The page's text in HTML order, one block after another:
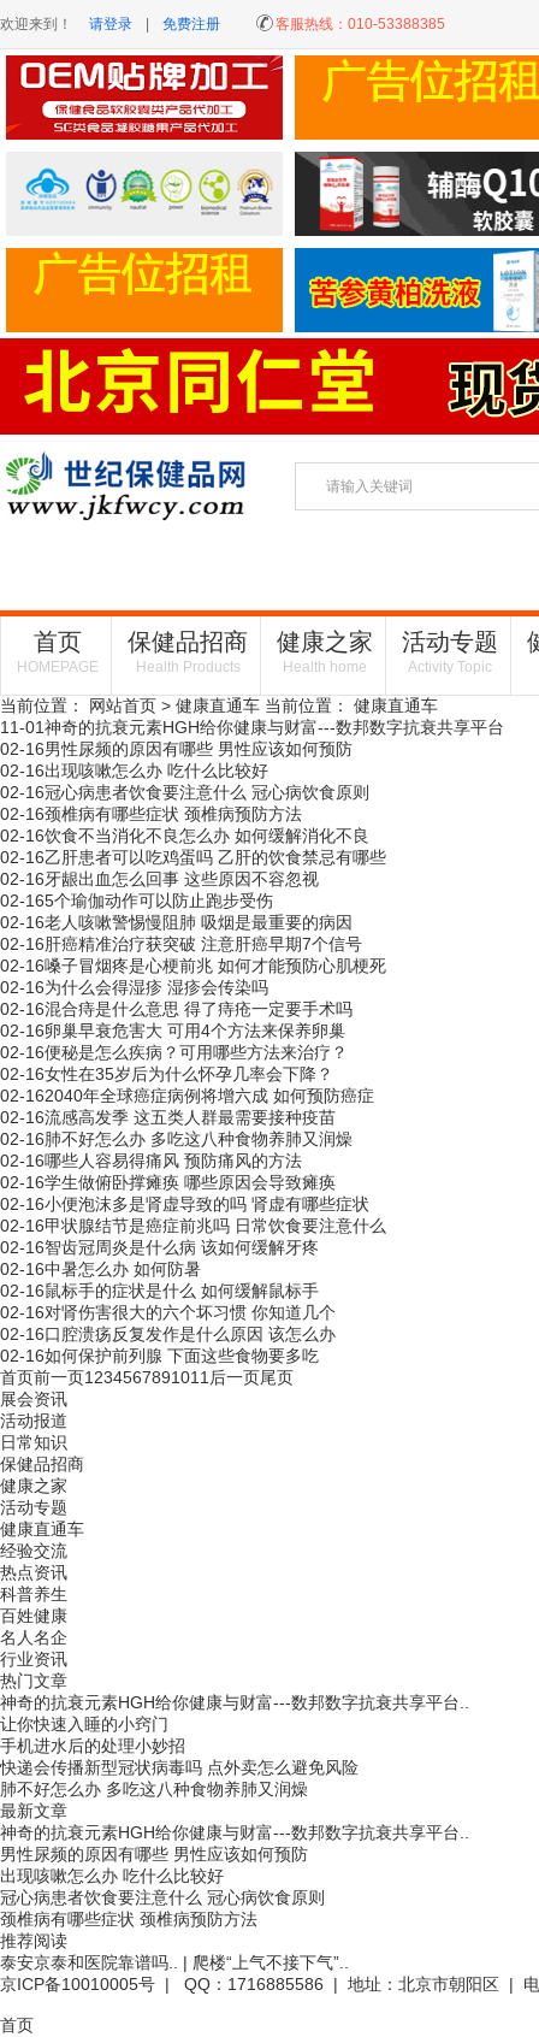
欢迎来到！ 请登录 免费注册 客服热线： 010-53388385
首页
HOMEPAGE
保健品招商
Health Products
健康之家
Health home
活动专题
Activity Topic
当前位置： 网站首页 > 健康直通车 当前位置： 健康直通车
11-01神奇的抗衰元素HGH给你健康与财富---数邦数字抗衰共享平台
02-16男性尿频的原因有哪些 男性应该如何预防
02-16出现咳嗽怎么办 吃什么比较好
02-16冠心病患者饮食要注意什么 冠心病饮食原则
02-16颈椎病有哪些症状 颈椎病预防方法
02-16饮食不当消化不良怎么办 如何缓解消化不良
02-16乙肝患者可以吃鸡蛋吗 乙肝的饮食禁忌有哪些
02-16牙龈出血怎么回事 这些原因不容忽视
02-165个瑜伽动作可以防止跑步受伤
02-16老人咳嗽警惕慢阻肺 吸烟是最重要的病因
02-16肝癌精准治疗获突破 注意肝癌早期7个信号
02-16嗓子冒烟疼是心梗前兆 如何才能预防心肌梗死
02-16为什么会得湿疹 湿疹会传染吗
02-16混合痔是什么意思 得了痔疮一定要手术吗
02-16卵巢早衰危害大 可用4个方法来保养卵巢
02-16便秘是怎么疾病？可用哪些方法来治疗？
02-16女性在35岁后为什么怀孕几率会下降？
02-162040年全球癌症病例将增六成 如何预防癌症
02-16流感高发季 这五类人群最需要接种疫苗
02-16肺不好怎么办 多吃这八种食物养肺又润燥
02-16哪些人容易得痛风 预防痛风的方法
02-16学生做俯卧撑瘫痪 哪些原因会导致瘫痪
02-16小便泡沫多是肾虚导致的吗 肾虚有哪些症状
02-16甲状腺结节是癌症前兆吗 日常饮食要注意什么
02-16智齿冠周炎是什么病 该如何缓解牙疼
02-16中暑怎么办 如何防暑
02-16鼠标手的症状是什么 如何缓解鼠标手
02-16对肾伤害很大的六个坏习惯 你知道几个
02-16口腔溃疡反复发作是什么原因 该怎么办
02-16如何保护前列腺 下面这些食物要多吃
首页前一页1 234567891011 后一页尾页
展会资讯
活动报道
日常知识
保健品招商
健康之家
活动专题
健康直通车
经验交流
热点资讯
科普养生
百姓健康
名人名企
行业资讯
热门文章
神奇的抗衰元素HGH给你健康与财富---数邦数字抗衰共享平台..
让你快速入睡的小窍门
手机进水后的处理小妙招
快递会传播新型冠状病毒吗 点外卖怎么避免风险
肺不好怎么办 多吃这八种食物养肺又润燥
最新文章
神奇的抗衰元素HGH给你健康与财富---数邦数字抗衰共享平台..
男性尿频的原因有哪些 男性应该如何预防
出现咳嗽怎么办 吃什么比较好
冠心病患者饮食要注意什么 冠心病饮食原则
颈椎病有哪些症状 颈椎病预防方法
推荐阅读
泰安京泰和医院靠谱吗..
| 爬楼“上气不接下气”..
京ICP备10010005号 | QQ：1716885586 | 地址：北京市朝阳区 |
首页